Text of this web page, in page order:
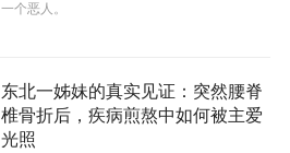
一个恶人。
东北一姊妹的真实见证：突然腰脊
椎骨折后，疾病煎熬中如何被主爱
光照